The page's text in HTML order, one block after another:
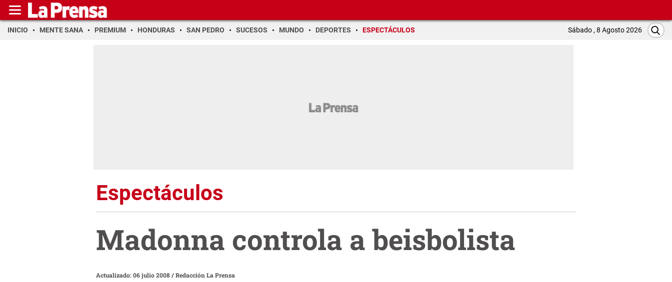
INICIO MENTE SANA PREMIUM HONDURAS SAN PEDRO SUCESOS MUNDO DEPORTES ESPECTÁCULOS Sábado , 8 Agosto 2026
Espectáculos
Madonna controla a beisbolista
Actualizado: 06 julio 2008/Redacción La Prensa